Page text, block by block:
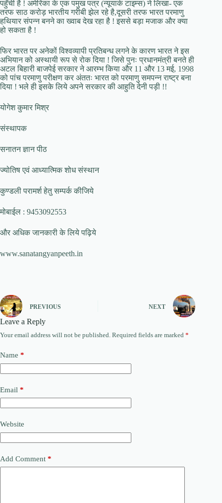
पहुँची है ! अमेरिका के एक पमुख पत्र (न्यूयार्क टाइम्स) ने लिखा- एक
तरफ साठ करोड़ भारतीय गरीबी झेल रहे है,दूसरी तरफ भारत परमाणु
हथियार संपन्न बनने का ख्वाब देख रहा है ! इससे बड़ा मजाक और क्या
हो सकता है !
फिर भारत पर अनेकों विश्वव्यापी प्रतिबन्ध लगने के कारण भारत ने इस
अभियान को अस्थायी रूप से रोक दिया ! जिसे पुनः प्रधानमंत्री बनते ही
अटल बिहारी बाजपेई सरकार ने आरम्भ किया और 11 और 13 मई, 1998
को पांच परमाणु परीक्षण कर अंततः भारत को परमाणु समपन्न राष्ट्र बना
दिया ! भले ही इसके लिये अपने सरकार की आहुति देनी पड़ी !!
योगेश कुमार मिश्र
संस्थापक
सनातन ज्ञान पीठ
ज्योतिष एवं आध्यात्मिक शोध संस्थान
कुण्डली परामर्श हेतु सम्पर्क कीजिये
मोबाईल : 9453092553
और अधिक जानकारी के लिये पढ़िये
www.sanatangyanpeeth.in
PREVIOUS NEXT
Leave a Reply
Your email address will not be published. Required fields are marked *
Name *
Email *
Website
Add Comment *